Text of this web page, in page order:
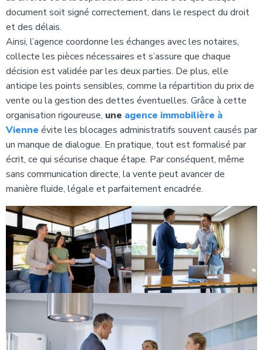
document soit signé correctement, dans le respect du droit
et des délais.
Ainsi, l’agence coordonne les échanges avec les notaires,
collecte les pièces nécessaires et s’assure que chaque
décision est validée par les deux parties. De plus, elle
anticipe les points sensibles, comme la répartition du prix de
vente ou la gestion des dettes éventuelles. Grâce à cette
organisation rigoureuse, une agence immobilière à
Vienne évite les blocages administratifs souvent causés par
un manque de dialogue. En pratique, tout est formalisé par
écrit, ce qui sécurise chaque étape. Par conséquent, même
sans communication directe, la vente peut avancer de
manière fluide, légale et parfaitement encadrée.